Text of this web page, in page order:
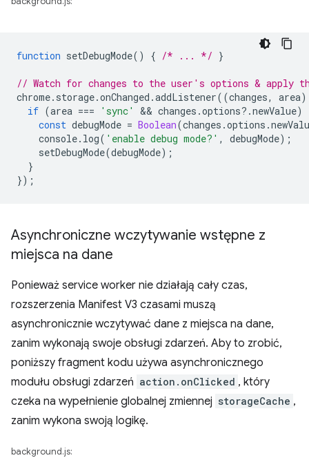
function setDebugMode() { /* ... */ }
// Watch for changes to the user's options & apply
chrome. storage.onChanged .addListener((changes, area)
if (area === 'sync' && changes .options? .newValue)
const debugMode = Boolean(changes .options .
console. log( 'enable debug mode?' , debugMode);
setDebugMode(debugMode);
}
});
Asynchroniczne wczytywanie wstępne z
miejsca na dane
Ponieważ service worker nie działają cały czas,
rozszerzenia Manifest V3 czasami muszą
asynchronicznie wczytywać dane z miejsca na dane,
zanim wykonają swoje obsługi zdarzeń. Aby to zrobić,
poniższy fragment kodu używa asynchronicznego
modułu obsługi zdarzeń action.onClicked , który
czeka na wypełnienie globalnej zmiennej storageCache ,
zanim wykona swoją logikę.
background.js: